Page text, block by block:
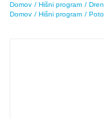
Domov / Hišni program /
Domov / Hišni program /